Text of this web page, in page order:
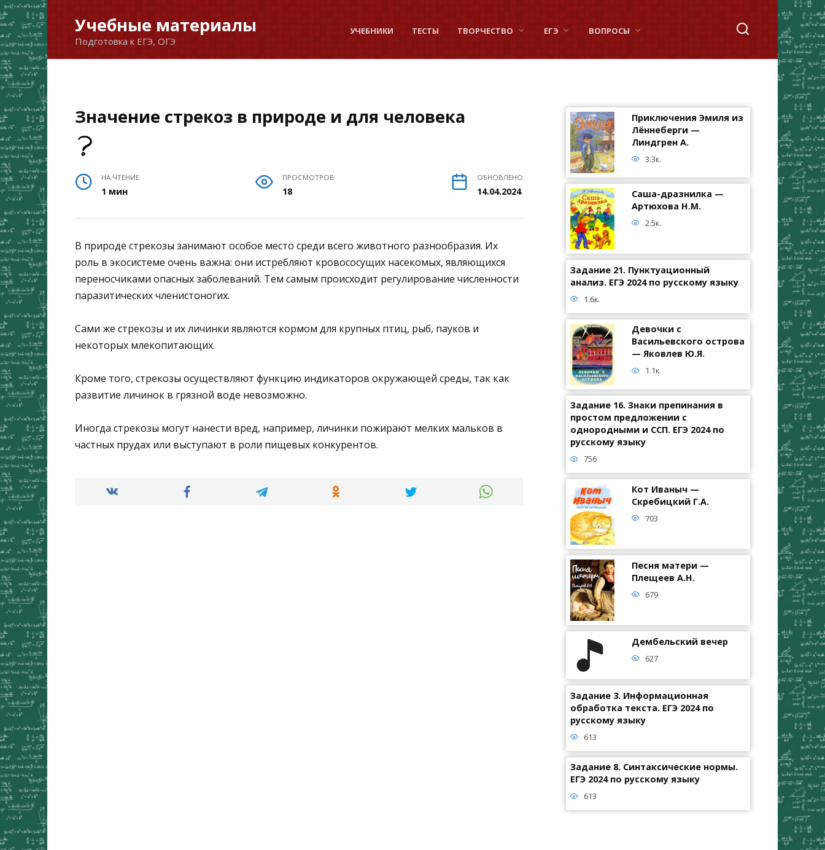
Перейти
к
содержанию
Учебные материалы
Подготовка к ЕГЭ, ОГЭ
УЧЕБНИКИ ТЕСТЫ ТВОРЧЕСТВО ЕГЭ ВОПРОСЫ
Значение стрекоз в природе и для человека
НА ЧТЕНИЕ
1 мин
ПРОСМОТРОВ
18
ОБНОВЛЕНО
14.04.2024
В природе стрекозы занимают особое место среди всего животного разнообразия. Их
роль в экосистеме очень важна: они истребляют кровососущих насекомых, являющихся
переносчиками опасных заболеваний. Тем самым происходит регулирование численности
паразитических членистоногих.
Сами же стрекозы и их личинки являются кормом для крупных птиц, рыб, пауков и
некоторых млекопитающих.
Кроме того, стрекозы осуществляют функцию индикаторов окружающей среды, так как
развитие личинок в грязной воде невозможно.
Иногда стрекозы могут нанести вред, например, личинки пожирают мелких мальков в
частных прудах или выступают в роли пищевых конкурентов.
Приключения Эмиля из
Лённеберги —
Линдгрен А.
3.3к.
Саша-дразнилка —
Артюхова Н.М.
2.5к.
Задание 21. Пунктуационный
анализ. ЕГЭ 2024 по русскому языку
1.6к.
Девочки с
Васильевского острова
— Яковлев Ю.Я.
1.1к.
Задание 16. Знаки препинания в
простом предложении с
однородными и ССП. ЕГЭ 2024 по
русскому языку
756
Кот Иваныч —
Скребицкий Г.А.
703
Песня матери —
Плещеев А.Н.
679
Дембельский вечер
627
Задание 3. Информационная
обработка текста. ЕГЭ 2024 по
русскому языку
613
Задание 8. Синтаксические нормы.
ЕГЭ 2024 по русскому языку
613